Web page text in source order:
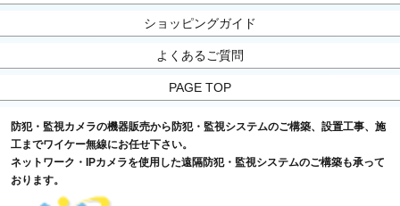
ショッピングガイド
よくあるご質問
PAGE TOP
防犯・監視カメラの機器販売から防犯・監視システムのご構築、設置工事、施
工までワイケー無線にお任せ下さい。
ネットワーク・IPカメラを使用した遠隔防犯・監視システムのご構築も承って
おります。